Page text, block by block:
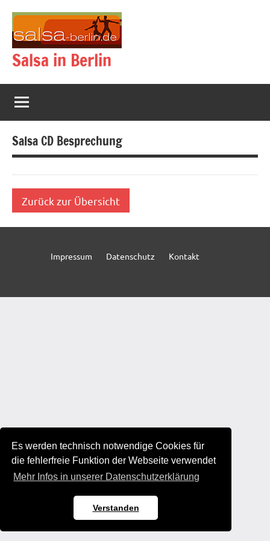
Es werden technisch notwendige Cookies für
die fehlerfreie Funktion der Webseite verwendet
Mehr Infos in unserer Datenschutzerklärung
Verstanden
springen
Salsa in Berlin
Salsa CD Besprechung
Zurück zur Übersicht
Impressum Datenschutz Kontakt